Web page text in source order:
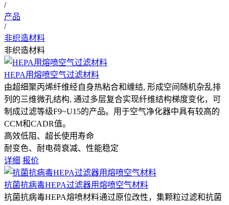
/
产品
/
非织造材料
非织造材料
HEPA用熔喷空气过滤材料
由超细聚丙烯纤维经自身热粘合和缠结, 形成空间随机杂乱排
列的三维微孔结构, 通过多层复合实现纤维结构梯度变化，可
制成过滤等级F9~U15的产品。用于空气净化器中具有较高的
CCM和CADR值。
高效低阻、超长使用寿命
耐变色、耐电荷衰减、性能稳定
详细 报价
抗菌抗病毒HEPA过滤器用熔喷空气材料
抗菌抗病毒HEPA熔喷材料通过原位改性，集颗粒过滤和抗菌